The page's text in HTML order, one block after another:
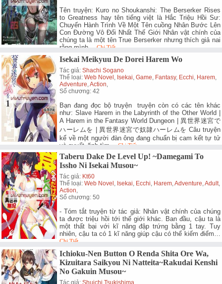
Tên truyện: Kuro no Shoukanshi: The Berserker Rises
to Greatness hay tên tiếng việt là Hắc Triệu Hồi Sư:
Chuyến Hành Trình Về Một Tên cuồng Nhân Bước Lên
Con Đường Vô Đối Nhất Thế Giới Nhân vật chính của
chúng ta là một tên True Berserker nhưng thích giả nai
rằng mình…Chi Tiết.
Isekai Meikyuu De Dorei Harem Wo
Tác giả:Shachi Sogano
Thể loại:Web Novel Isekai ,Game Fantasy, Ecchi Harem
Adventure ,Action
Số chương: 42
Bạn đang đọc bộ truyện truyện còn có các tên khác
như: Slave Harem in the Labyrinth of the Other World |
A Harem in the Fantasy World Dungeon | 異世界迷宮で
ハーレムを | 異世界迷宮で奴隷ハーレムを Câu truyện
kể về một người đàn ông đang chuẩn bị cam kết tự tử
và quyết định tìm…Chi Tiết.
Taberu Dake De Level Up! ~Damegami To
Issho Ni Isekai Musou~
Tác giả: Kt60
Thể loại:Web Novel Isekai Ecchi Harem ,Adventure ,Adult
Action
Số chương: 50
- Tóm tắt truyện từ tác giả: Nhân vật chính của chúng
ta được triệu hồi tới thế giới khác. Ban đầu, cậu ta là
một thất bại với kĩ năng đập trứng bằng 1 tay. Tuy
nhiên, cậu ta có 1 kĩ năng giúp cậu có thể kiếm điểm…
Chi Tiết.
Ichioku-Nen Button O Renda Shita Ore Wa,
Kizuitara Saikyou Ni Natteita~Rakudai Kenshi
No Gakuin Musou~
Tác giả:Shuichi Tsukishima